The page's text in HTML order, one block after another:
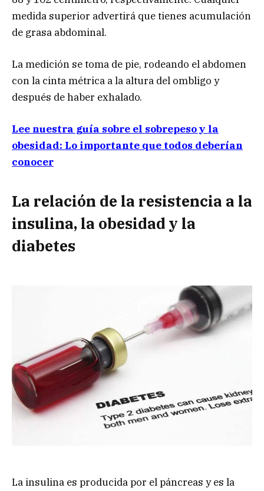
medida superior advertirá que tienes acumulación
de grasa abdominal.
La medición se toma de pie, rodeando el abdomen
con la cinta métrica a la altura del ombligo y
después de haber exhalado.
Lee nuestra guía sobre el sobrepeso y la
obesidad: Lo importante que todos deberían
conocer
La relación de la resistencia a la
insulina, la obesidad y la
diabetes
La insulina es producida por el páncreas y es la